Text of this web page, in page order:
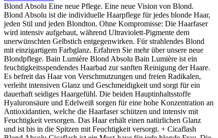
Blond Absolu Eine neue Pflege. Eine neue Vision von Blond.
Blond Absolu ist die individuelle Haarpflege für jedes blonde Haar,
jeden Stil und jeden Blondton. Ohne Kompromisse: Die Haarfaser
wird intensiv aufgebaut, während Ultraviolett-Pigmente dem
unerwünschten Gelbstich entgegenwirken. Für strahlendes Blond
mit einzigartigem Farbglanz. Erfahren Sie mehr über unsere neue
Blondpflege. Bain Lumière Blond Absolu Bain Lumière ist ein
feuchtigkeitsspendendes Haarbad zur sanften Reinigung der Haare.
Es befreit das Haar von Verschmutzungen und freien Radikalen,
verleiht intensiven Glanz und Geschmeidigkeit und sorgt für ein
dauerhaft seidiges Haargefühl. Die beiden Hauptinhaltsstoffe
Hyaluronsäure und Edelweiß sorgen für eine hohe Konzentration an
Antioxidantien, welche die Haarfaser schützen und intensiv mit
Feuchtigkeit versorgen. Das Haar erhält einen natürlichen Glanz
und ist bis in die Spitzen mit Feuchtigkeit versorgt. + Cicaflash